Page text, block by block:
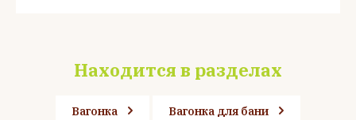
Находится в разделах
Вагонка Вагонка для бани